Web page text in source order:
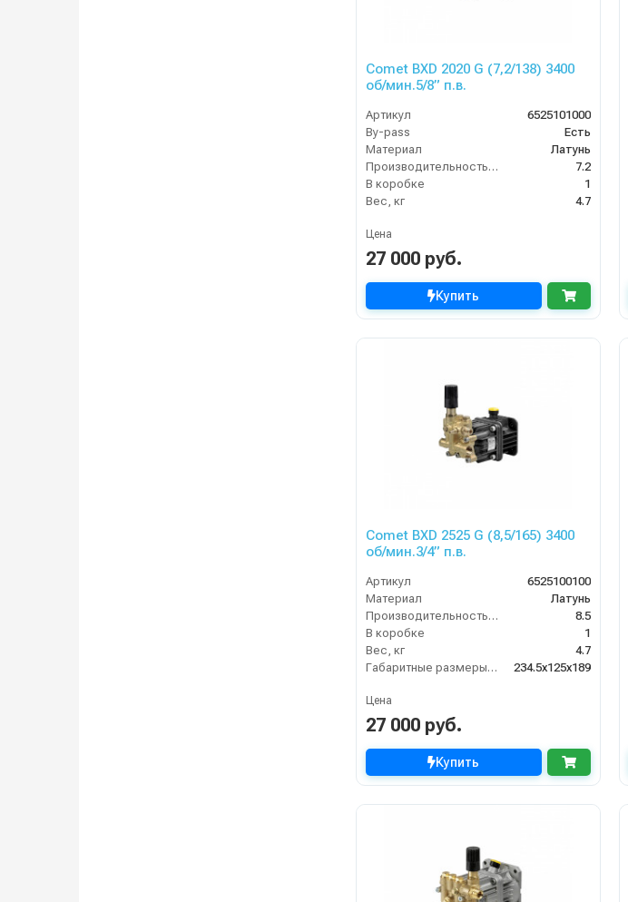
Comet BXD 2020 G (7,2/138) 3400
об/мин.5/8” п.в.
Артикул
6525101000
By-pass
Есть
Материал
Латунь
Производительность (л/мин)
7.2
В коробке
1
Вес, кг
4.7
Цена
27 000 руб.
Купить
Comet BXD 2525 G (8,5/165) 3400
об/мин.3/4” п.в.
Артикул
6525100100
Материал
Латунь
Производительность (л/мин)
8.5
В коробке
1
Вес, кг
4.7
Габаритные размеры, мм
234.5x125x189
Цена
27 000 руб.
Купить